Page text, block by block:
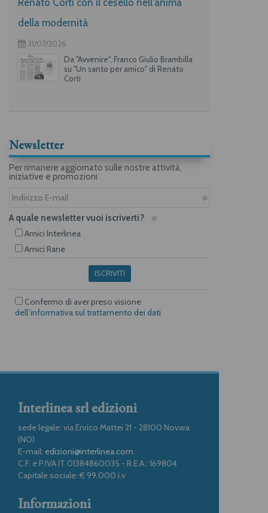
della modernità
31/07/2026
Da "Avvenire", Franco Giulio Brambilla
su "Un santo per amico" di Renato
Corti
Newsletter
Per rimanere aggiornato sulle nostre attività,
iniziative e promozioni
A quale newsletter vuoi iscriverti?
Amici Interlinea
Amici Rane
ISCRIVITI
Confermo di aver preso visione
dell’informativa sul trattamento dei dati
Interlinea srl edizioni
sede legale: via Enrico Mattei 21 - 28100 Novara
(NO)
E-mail: edizioni@interlinea.com
C.F. e P.IVA IT 01384860035 - R.E.A.: 169804
Capitale sociale: € 99.000 i.v
Informazioni